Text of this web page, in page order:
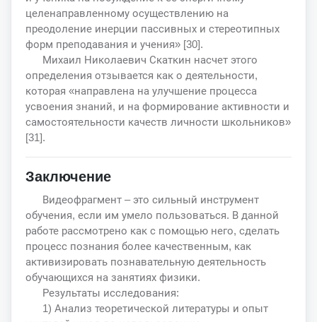
целенаправленному осуществлению на
преодоление инерции пассивных и стереотипных
форм преподавания и учения» [30].
Михаил Николаевич Скаткин насчет этого
определения отзывается как о деятельности,
которая «направлена на улучшение процесса
усвоения знаний, и на формирование активности и
самостоятельности качеств личности школьников»
[31].
Заключение
Видеофрагмент – это сильный инструмент
обучения, если им умело пользоваться. В данной
работе рассмотрено как с помощью него, сделать
процесс познания более качественным, как
активизировать познавательную деятельность
обучающихся на занятиях физики.
Результаты исследования:
1) Анализ теоретической литературы и опыт